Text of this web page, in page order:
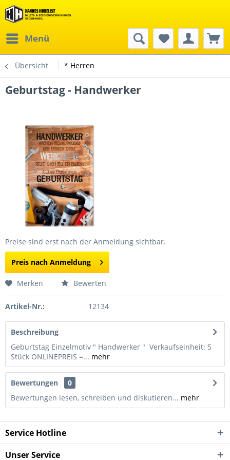
Menü
Übersicht * Herren
Geburtstag - Handwerker
Preise sind erst nach der Anmeldung sichtbar.
Preis nach Anmeldung
Merken Bewerten
Artikel-Nr.: 12134
Beschreibung
Geburtstag Einzelmotiv " Handwerker " Verkaufseinheit: 5
Stück ONLINEPREIS =... mehr
Bewertungen
0
Bewertungen lesen, schreiben und diskutieren... mehr
Service Hotline
Unser Service